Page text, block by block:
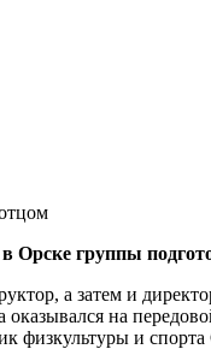
в Орске группы
а затем и
на
физкультуры и